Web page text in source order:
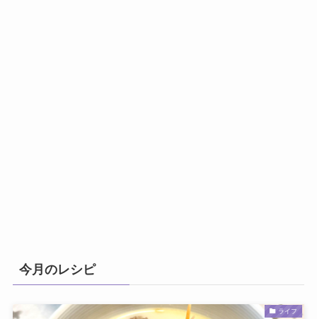
今月のレシピ
ライフ